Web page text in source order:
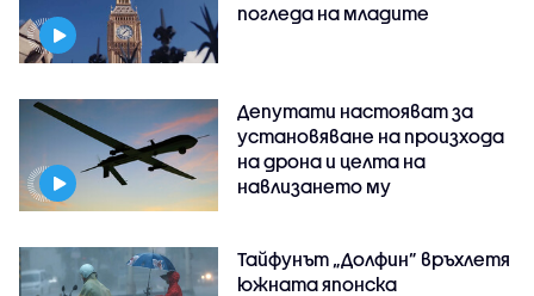
погледа на младите
Депутати настояват за
установяване на произхода
на дрона и целта на
навлизането му
Тайфунът „Долфин” връхлетя
южната японска